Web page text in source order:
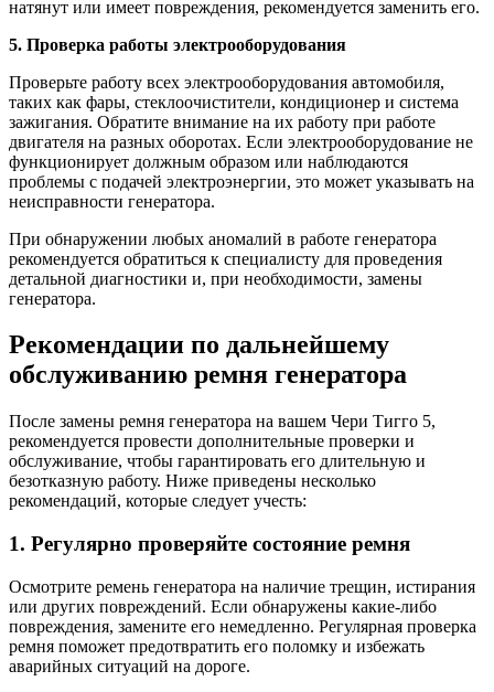
натянут или имеет повреждения, рекомендуется заменить его.
5. Проверка работы электрооборудования
Проверьте работу всех электрооборудования автомобиля,
таких как фары, стеклоочистители, кондиционер и система
зажигания. Обратите внимание на их работу при работе
двигателя на разных оборотах. Если электрооборудование не
функционирует должным образом или наблюдаются
проблемы с подачей электроэнергии, это может указывать на
неисправности генератора.
При обнаружении любых аномалий в работе генератора
рекомендуется обратиться к специалисту для проведения
детальной диагностики и, при необходимости, замены
генератора.
Рекомендации по дальнейшему
обслуживанию ремня генератора
После замены ремня генератора на вашем Чери Тигго 5,
рекомендуется провести дополнительные проверки и
обслуживание, чтобы гарантировать его длительную и
безотказную работу. Ниже приведены несколько
рекомендаций, которые следует учесть:
1. Регулярно проверяйте состояние ремня
Осмотрите ремень генератора на наличие трещин, истирания
или других повреждений. Если обнаружены какие-либо
повреждения, замените его немедленно. Регулярная проверка
ремня поможет предотвратить его поломку и избежать
аварийных ситуаций на дороге.